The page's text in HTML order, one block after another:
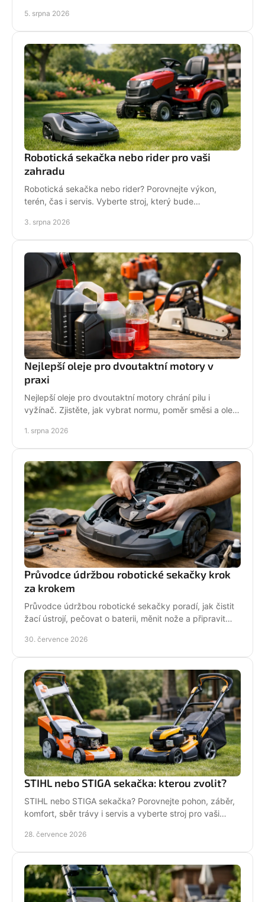
chyb
5. srpna 2026
Robotická sekačka nebo rider pro vaši
zahradu
Robotická sekačka nebo rider? Porovnejte výkon,
terén, čas i servis. Vyberte stroj, který bude
sezónu.
3. srpna 2026
Nejlepší oleje pro dvoutaktní motory v
praxi
Nejlepší oleje pro dvoutaktní motory chrání pilu i
vyžínač. Zjistěte, jak vybrat normu, poměr směsi a olej
1. srpna 2026
Průvodce údržbou robotické sekačky krok
za krokem
Průvodce údržbou robotické sekačky poradí, jak čistit
žací ústrojí, pečovat o baterii, měnit nože a připravit
30. července 2026
STIHL nebo STIGA sekačka: kterou zvolit?
STIHL nebo STIGA sekačka? Porovnejte pohon, záběr,
komfort, sběr trávy i servis a vyberte stroj pro vaši
28. července 2026